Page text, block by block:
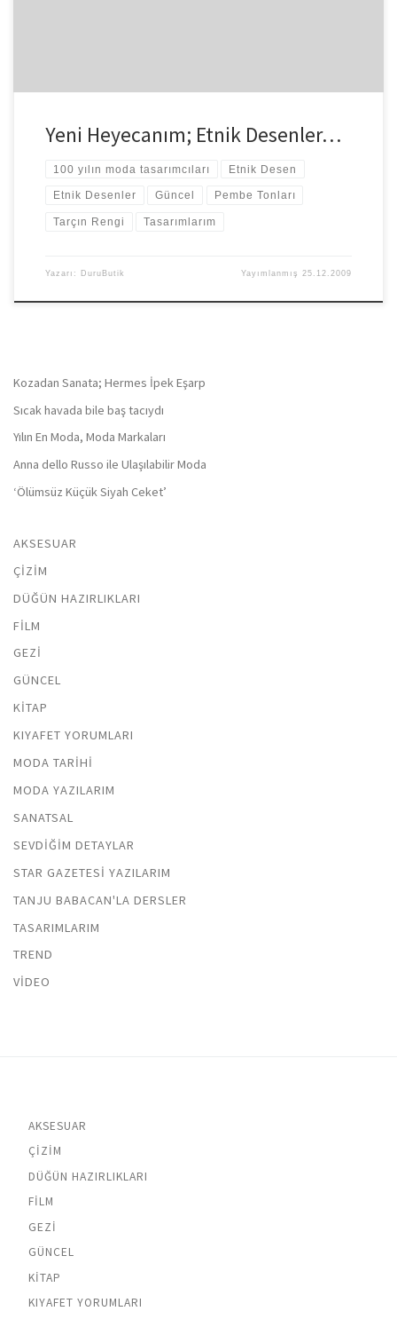
Yeni Heyecanım; Etnik Desenler…
100 yılın moda tasarımcıları Etnik Desen
Etnik Desenler Güncel Pembe Tonları
Tarçın Rengi Tasarımlarım
Yazarı: DuruButik Yayımlanmış25.12.2009
Kozadan Sanata; Hermes İpek Eşarp
Sıcak havada bile baş tacıydı
Yılın En Moda, Moda Markaları
Anna dello Russo ile Ulaşılabilir Moda
‘Ölümsüz Küçük Siyah Ceket’
AKSESUAR
ÇIZIM
DÜĞÜN HAZIRLIKLARI
FILM
GEZI
GÜNCEL
KITAP
KIYAFET YORUMLARI
MODA TARIHI
MODA YAZILARIM
SANATSAL
SEVDIĞIM DETAYLAR
STAR GAZETESI YAZILARIM
TANJU BABACAN'LA DERSLER
TASARIMLARIM
TREND
VIDEO
AKSESUAR
ÇIZIM
DÜĞÜN HAZIRLIKLARI
FILM
GEZI
GÜNCEL
KITAP
KIYAFET YORUMLARI